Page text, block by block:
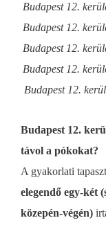
Budapest 12.
Budapest 12.
Budapest 12.
Budapest 12.
Budapest 12.
Budapest 12.
távol a pókokat?
A gyakorlati
elegendő egy-két
közepén-végén)